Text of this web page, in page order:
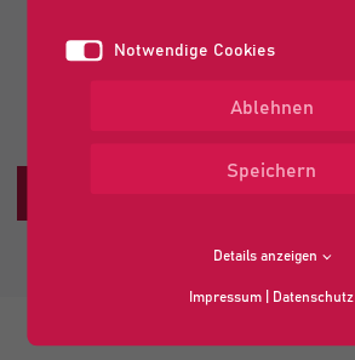
Anliegens verarbeitet.
Notwendige Cookies
Ablehnen
Speichern
Details anzeigen
Impressum | Datenschutz